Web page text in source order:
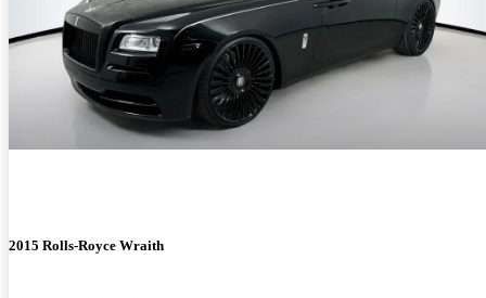
2015 Rolls-Royce Wraith